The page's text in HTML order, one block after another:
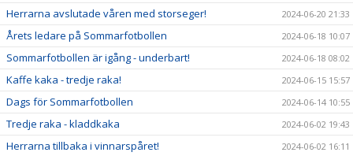
Herrarna avslutade våren med storseger! 2024-06-20 21:33
Årets ledare på Sommarfotbollen 2024-06-18 10:07
Sommarfotbollen är igång - underbart! 2024-06-18 08:02
Kaffe kaka - tredje raka! 2024-06-15 15:57
Dags för Sommarfotbollen 2024-06-14 10:55
Tredje raka - kladdkaka 2024-06-02 19:43
Herrarna tillbaka i vinnarspåret! 2024-06-02 16:11